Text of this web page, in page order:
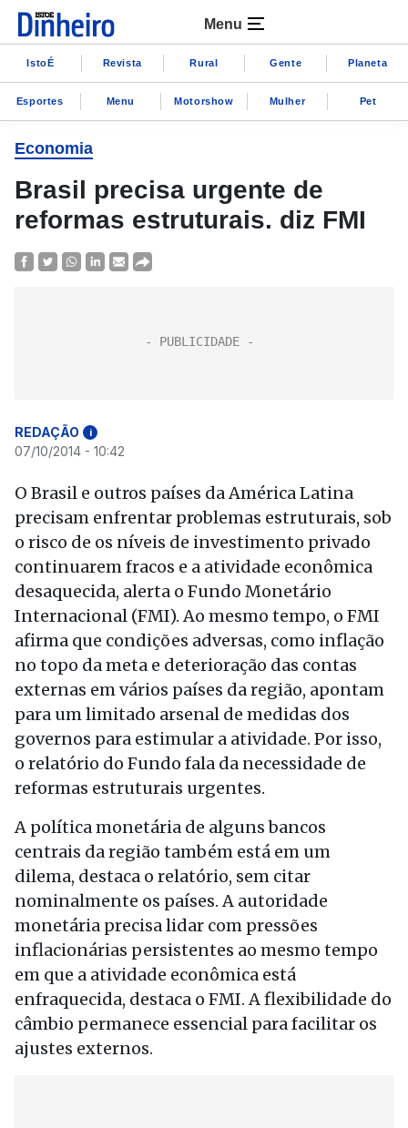
Menu
IstoÉ Revista Rural Gente Planeta
Esportes Menu Motorshow Mulher Pet
Economia
Brasil precisa urgente de
reformas estruturais. diz FMI
REDAÇÃO i
07/10/2014 - 10:42
O Brasil e outros países da América Latina
precisam enfrentar problemas estruturais, sob
o risco de os níveis de investimento privado
continuarem fracos e a atividade econômica
desaquecida, alerta o Fundo Monetário
Internacional (FMI). Ao mesmo tempo, o FMI
afirma que condições adversas, como inflação
no topo da meta e deterioração das contas
externas em vários países da região, apontam
para um limitado arsenal de medidas dos
governos para estimular a atividade. Por isso,
o relatório do Fundo fala da necessidade de
reformas estruturais urgentes.
A política monetária de alguns bancos
centrais da região também está em um
dilema, destaca o relatório, sem citar
nominalmente os países. A autoridade
monetária precisa lidar com pressões
inflacionárias persistentes ao mesmo tempo
em que a atividade econômica está
enfraquecida, destaca o FMI. A flexibilidade do
câmbio permanece essencial para facilitar os
ajustes externos.